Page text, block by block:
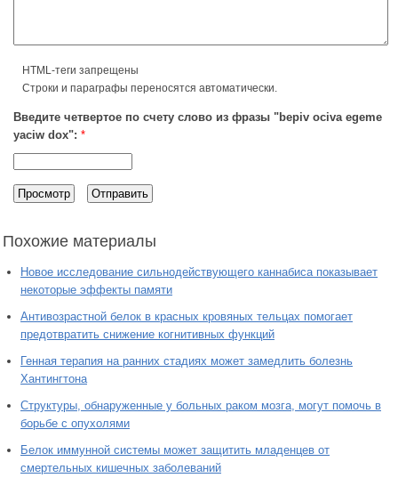
HTML-теги запрещены
Строки и параграфы переносятся автоматически.
Введите четвертое по счету слово из фразы "bepiv ociva egeme
yaciw dox": *
Похожие материалы
Новое исследование сильнодействующего каннабиса показывает
некоторые эффекты памяти
Антивозрастной белок в красных кровяных тельцах помогает
предотвратить снижение когнитивных функций
Генная терапия на ранних стадиях может замедлить болезнь
Хантингтона
Структуры, обнаруженные у больных раком мозга, могут помочь в
борьбе с опухолями
Белок иммунной системы может защитить младенцев от
смертельных кишечных заболеваний